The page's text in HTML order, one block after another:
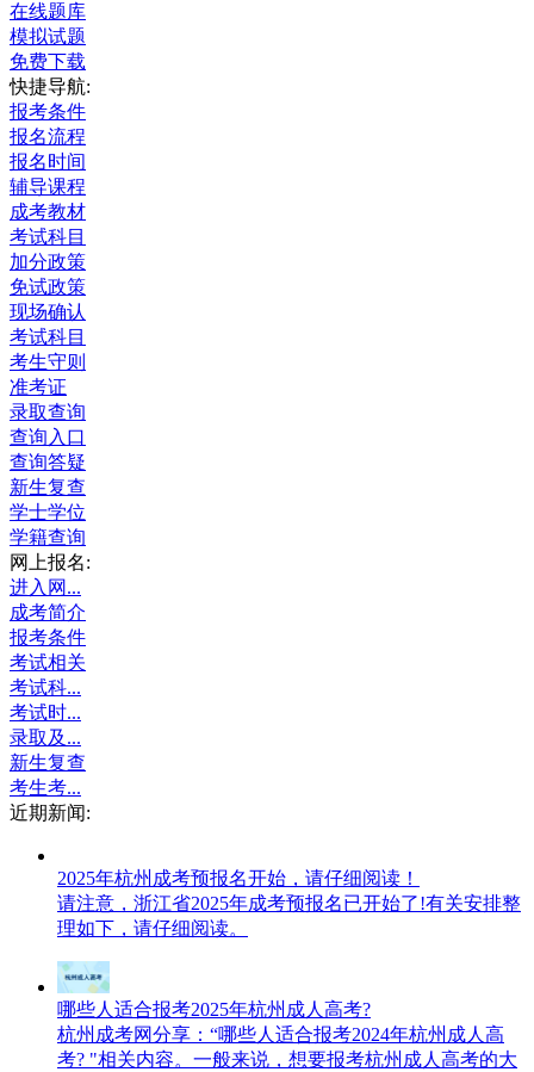
在线题库
模拟试题
免费下载
快捷导航:
报考条件
报名流程
报名时间
辅导课程
成考教材
考试科目
加分政策
免试政策
现场确认
考试科目
考生守则
准考证
录取查询
查询入口
查询答疑
新生复查
学士学位
学籍查询
网上报名:
进入网...
成考简介
报考条件
考试相关
考试科...
考试时...
录取及...
新生复查
考生考...
近期新闻:
2025年杭州成考预报名开始，请仔细阅读！
请注意，浙江省2025年成考预报名已开始了!有关安排整
理如下，请仔细阅读。
哪些人适合报考2025年杭州成人高考?
杭州成考网分享：“哪些人适合报考2024年杭州成人高
考? "相关内容。一般来说，想要报考杭州成人高考的大